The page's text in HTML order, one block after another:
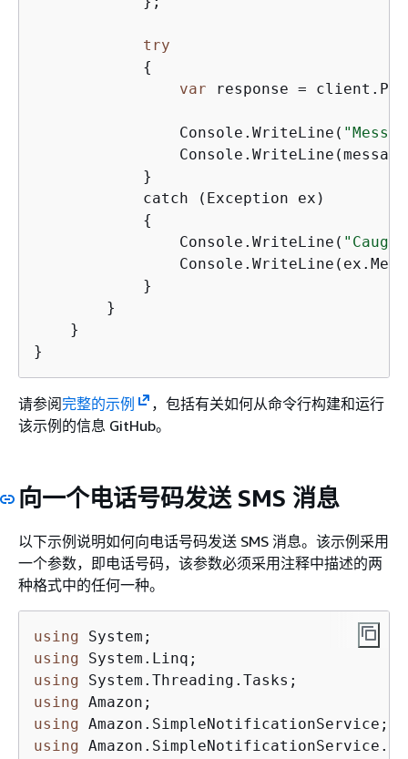
try
{
var response =
                Console.WriteLine(
            }
            catch (Exception ex)
{
                Console.WriteLine(
            }
        }
    }
请参阅完整的示例
，包括有关如何从命令行构建和运行
该示例的信息 GitHub。
向一个电话号码发送 SMS 消息
以下示例说明如何向电话号码发送 SMS 消息。该示例采用
一个参数，即电话号码，该参数必须采用注释中描述的两
种格式中的任何一种。
using
using
using
using
using
using